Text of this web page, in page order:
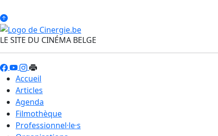
LE SITE DU CINÉMA BELGE
Accueil
Articles
Agenda
Filmothèque
Professionnel·le·s